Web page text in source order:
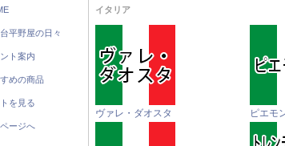
平野屋の日々
ト案内
めの商品
を見る
ージへ
イタリア
ヴァレ・ダオスタ ピエモ